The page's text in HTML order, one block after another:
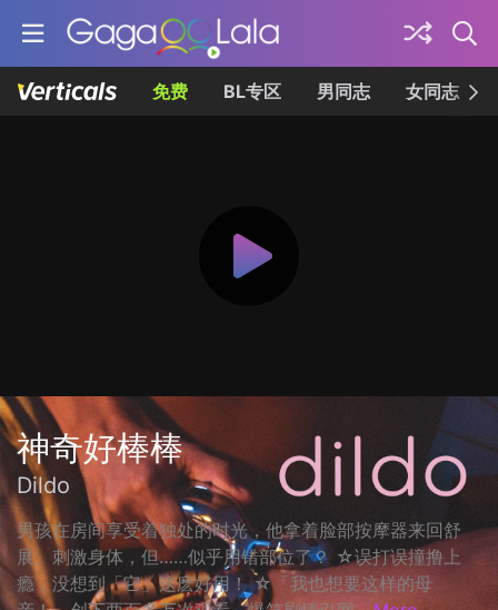
免费 BL专区 男同志 女同志
神奇好棒棒
Dildo
男孩在房间享受着独处的时光，他拿着脸部按摩器来回舒
展、刺激身体，但……似乎用错部位了？ ☆误打误撞撸上
瘾，没想到「它」这麽好用！ ☆「我也想要这样的母